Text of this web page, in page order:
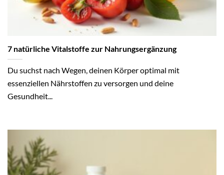
7 natürliche Vitalstoffe zur Nahrungsergänzung
Du suchst nach Wegen, deinen Körper optimal mit
essenziellen Nährstoffen zu versorgen und deine
Gesundheit...